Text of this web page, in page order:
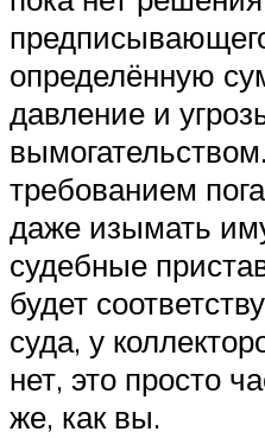
определённую
давление и
требованием
даже изымать
судебные
будет
суда, у
нет, это просто
же, как вы.